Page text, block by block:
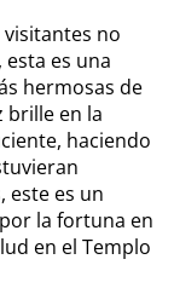
no
es una
hermosas de
brille en la
haciendo
este es un
la fortuna en
en el Templo